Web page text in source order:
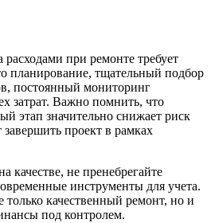
при ремонте требует
планирование, тщательный подбор
постоянный мониторинг
затрат. Важно помнить, что
этап значительно снижает риск
завершить проект в рамках
качестве, не пренебрегайте
инструменты для учета.
только качественный ремонт, но и
под контролем.